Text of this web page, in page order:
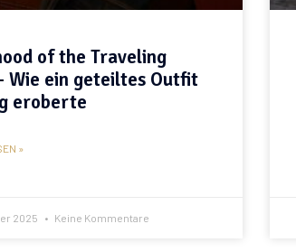
of the Traveling
Wie ein geteiltes Outfit
eroberte
»
2025 Keine Kommentare